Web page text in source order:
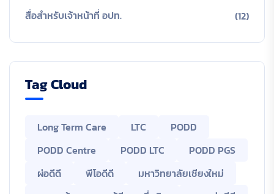
สื่อสำหรับเจ้าหน้าที่ อปท. (12)
Tag Cloud
Long Term Care LTC
PODD
PODD Centre
PODD LTC
PODD PGS
ผ่อดีดี
พีโอดีดี
มหาวิทยาลัยเชียงใหม่